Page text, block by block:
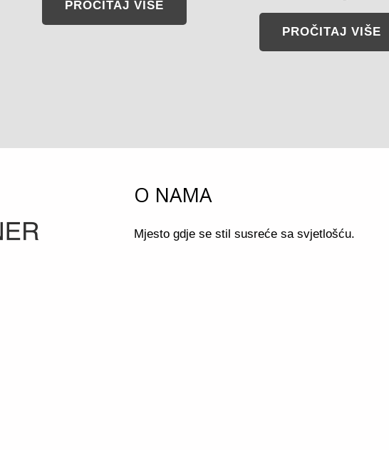
PROČITAJ VIŠE
PROČITAJ VIŠE
O NAMA
Mjesto gdje se stil susreće sa svjetlošću.